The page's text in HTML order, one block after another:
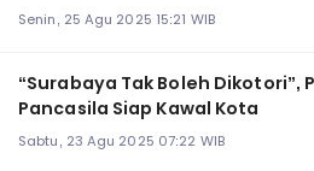
Senin, 25 Agu 2025 15:21 WIB
“Surabaya Tak Boleh Dikotori”,
Pancasila Siap Kawal Kota
Sabtu, 23 Agu 2025 07:22 WIB